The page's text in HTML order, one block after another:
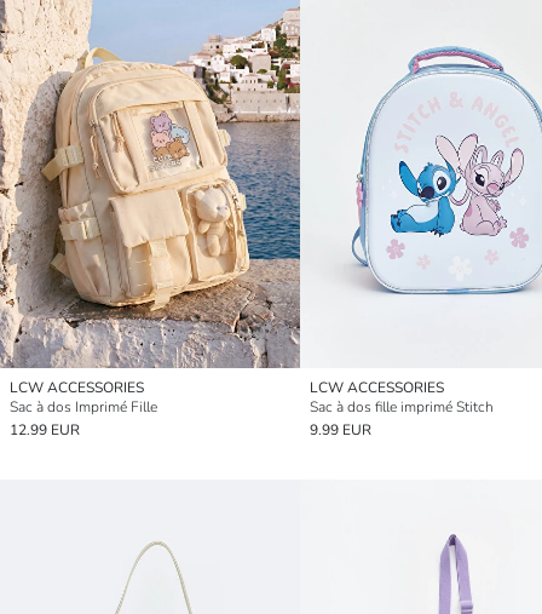
LCW ACCESSORIES
Sac à dos Imprimé Fille
12.99 EUR
LCW ACCESSORIES
Sac à dos fille imprimé Stitch
9.99 EUR